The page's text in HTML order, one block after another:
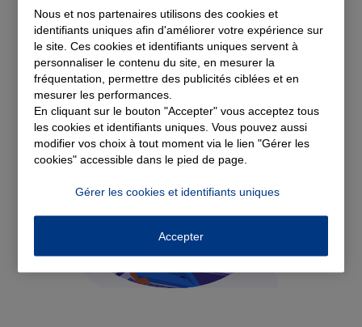
Découvrez nos
solutions d'assurance
Nous et nos partenaires utilisons des cookies et
identifiants uniques afin d'améliorer votre expérience sur
le site. Ces cookies et identifiants uniques servent à
personnaliser le contenu du site, en mesurer la
fréquentation, permettre des publicités ciblées et en
mesurer les performances.
En cliquant sur le bouton "Accepter" vous acceptez tous
les cookies et identifiants uniques. Vous pouvez aussi
modifier vos choix à tout moment via le lien "Gérer les
cookies" accessible dans le pied de page.
Gérer les cookies et identifiants uniques
Accepter